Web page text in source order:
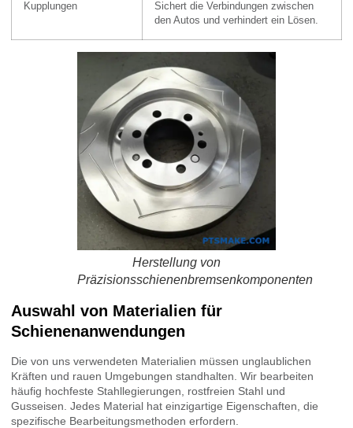
Kupplungen
Sichert die Verbindungen zwischen
den Autos und verhindert ein Lösen.
Herstellung von
Präzisionsschienenbremsenkomponenten
Auswahl von Materialien für
Schienenanwendungen
Die von uns verwendeten Materialien müssen unglaublichen
Kräften und rauen Umgebungen standhalten. Wir bearbeiten
häufig hochfeste Stahllegierungen, rostfreien Stahl und
Gusseisen. Jedes Material hat einzigartige Eigenschaften, die
spezifische Bearbeitungsmethoden erfordern.